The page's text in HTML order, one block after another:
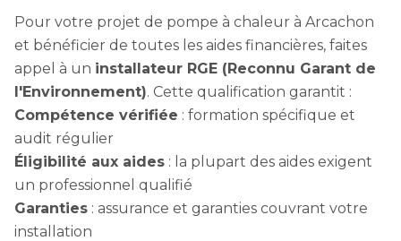
Pour votre projet de pompe à chaleur à Arcachon
et bénéficier de toutes les aides financières, faites
appel à un installateur RGE (Reconnu Garant de
l'Environnement). Cette qualification garantit :
Compétence vérifiée : formation spécifique et
audit régulier
Éligibilité aux aides : la plupart des aides exigent
un professionnel qualifié
Garanties : assurance et garanties couvrant votre
installation